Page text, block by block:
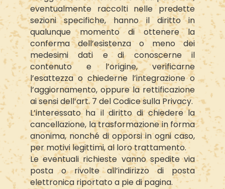
eventualmente raccolti nelle predette
sezioni specifiche, hanno il diritto in
qualunque momento di ottenere la
conferma dell’esistenza o meno dei
medesimi dati e di conoscerne il
contenuto e l’origine, verificarne
l’esattezza o chiederne l’integrazione o
l’aggiornamento, oppure la rettificazione
ai sensi dell’art. 7 del Codice sulla Privacy.
L’interessato ha il diritto di chiedere la
cancellazione, la trasformazione in forma
anonima, nonché di opporsi in ogni caso,
per motivi legittimi, al loro trattamento.
Le eventuali richieste vanno spedite via
posta o rivolte all’indirizzo di posta
elettronica riportato a pie di pagina.